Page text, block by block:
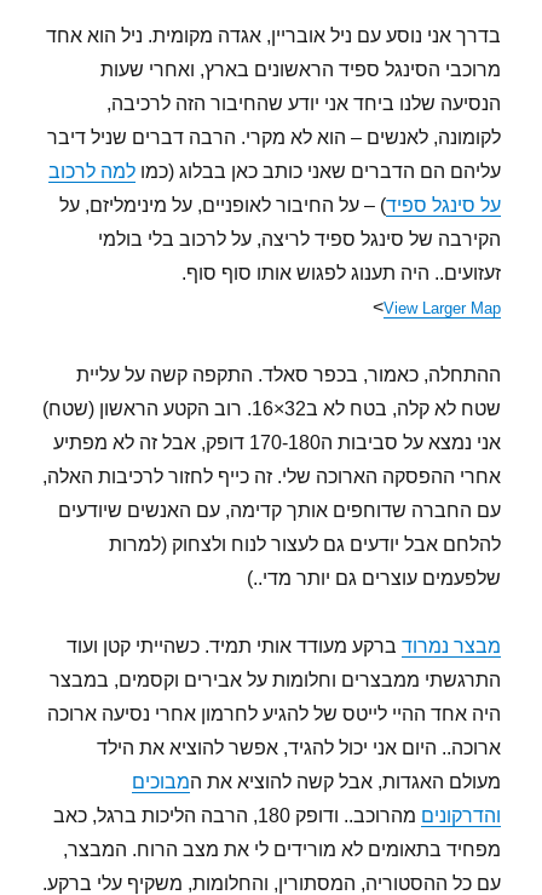
בדרך אני נוסע עם ניל אובריין, אגדה מקומית. ניל הוא אחד
מרוכבי הסינגל ספיד הראשונים בארץ, ואחרי שעות
הנסיעה שלנו ביחד אני יודע שהחיבור הזה לרכיבה,
לקומונה, לאנשים – הוא לא מקרי. הרבה דברים שניל דיבר
עליהם הם הדברים שאני כותב כאן בבלוג (כמולמה לרכוב
על סינגל ספיד) – על החיבור לאופניים, על מינימליזם, על
הקירבה של סינגל ספיד לריצה, על לרכוב בלי בולמי
זעזועים.. היה תענוג לפגוש אותו סוף סוף.
View Larger Map
>
ההתחלה, כאמור, בכפר סאלד. התקפה קשה על עליית
שטח לא קלה, בטח לא ב32×16. רוב הקטע הראשון (שטח)
אני נמצא על סביבות ה170-180 דופק, אבל זה לא מפתיע
אחרי ההפסקה הארוכה שלי. זה כייף לחזור לרכיבות האלה,
עם החברה שדוחפים אותך קדימה, עם האנשים שיודעים
להלחם אבל יודעים גם לעצור לנוח ולצחוק (למרות
שלפעמים עוצרים גם יותר מדי..)
מבצר נמרוד ברקע מעודד אותי תמיד. כשהייתי קטן ועוד
התרגשתי ממבצרים וחלומות על אבירים וקסמים, במבצר
היה אחד ההיי לייטס של להגיע לחרמון אחרי נסיעה ארוכה
ארוכה.. היום אני יכול להגיד, אפשר להוציא את הילד
מעולם האגדות, אבל קשה להוציא את המבוכים
והדרקונים
מהרוכב.. ודופק 180, הרבה הליכות ברגל, כאב
מפחיד בתאומים לא מורידים לי את מצב הרוח. המבצר,
עם כל ההסטוריה, המסתורין, והחלומות, משקיף עלי ברקע.